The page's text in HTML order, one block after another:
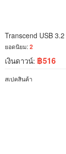
Transcend USB
ยอดนิยม:2
เงินดาวน์: ฿516
สเปคสินค้า